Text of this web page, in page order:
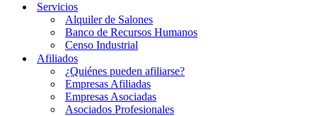
Servicios
Alquiler de Salones
Banco de Recursos Humanos
Censo Industrial
Afiliados
¿Quiénes pueden afiliarse?
Empresas Afiliadas
Empresas Asociadas
Asociados Profesionales